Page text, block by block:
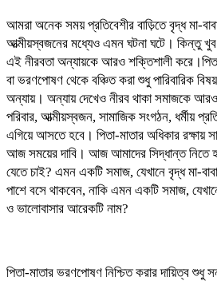
আমরা অনেক সময় প্রতিবেশীর বাড়িতে বৃদ্ধ মা-
আত্মীয়স্বজনের মধ্যেও এমন ঘটনা ঘটে। কিন্তু
এই নীরবতা অন্যায়কে আরও শক্তিশালী
বা ভরণপোষণ থেকে বঞ্চিত করা শুধু পারিবারিক
অন্যায়। অন্যায় দেখেও নীরব থাকা সমাজকে
পরিবার, আত্মীয়স্বজন, সামাজিক সংগঠন, ধর্মীয়
এগিয়ে আসতে হবে। পিতা-মাতার অধিকার রক্ষায়
আজ সময়ের দাবি। আজ আমাদের সিদ্ধান্ত নিতে
যেতে চাই? এমন একটি সমাজ, যেখানে বৃদ্ধ মা-
পাশে বসে থাকবেন, নাকি এমন একটি সমাজ,
ও ভালোবাসার আরেকটি নাম?
পিতা-মাতার ভরণপোষণ নিশ্চিত করার দায়িত্ব শুধু